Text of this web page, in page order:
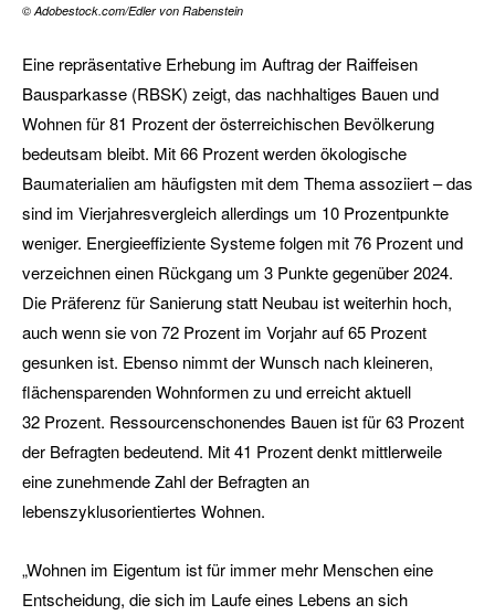
© Adobestock.com/Edler von Rabenstein
Eine repräsentative Erhebung im Auftrag der Raiffeisen
Bausparkasse (RBSK) zeigt, das nachhaltiges Bauen und
Wohnen für 81 Prozent der österreichischen Bevölkerung
bedeutsam bleibt. Mit 66 Prozent werden ökologische
Baumaterialien am häufigsten mit dem Thema assoziiert – das
sind im Vierjahresvergleich allerdings um 10 Prozentpunkte
weniger. Energieeffiziente Systeme folgen mit 76 Prozent und
verzeichnen einen Rückgang um 3 Punkte gegenüber 2024.
Die Präferenz für Sanierung statt Neubau ist weiterhin hoch,
auch wenn sie von 72 Prozent im Vorjahr auf 65 Prozent
gesunken ist. Ebenso nimmt der Wunsch nach kleineren,
flächensparenden Wohnformen zu und erreicht aktuell
32 Prozent. Ressourcenschonendes Bauen ist für 63 Prozent
der Befragten bedeutend. Mit 41 Prozent denkt mittlerweile
eine zunehmende Zahl der Befragten an
lebenszyklusorientiertes Wohnen.
„Wohnen im Eigentum ist für immer mehr Menschen eine
Entscheidung, die sich im Laufe eines Lebens an sich